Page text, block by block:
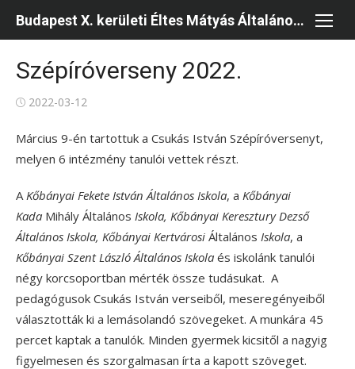
Budapest X. kerületi Éltes Mátyás Általános Iskola és Kollégium
Szépíróverseny 2022.
Posted
2022-03-12
Március 9-én tartottuk a Csukás István Szépíróversenyt,
melyen 6 intézmény tanulói vettek részt.
AKőbányai Fekete István Általános Iskola, a Kőbányai
Kada Mihály Általános Iskola, Kőbányai Keresztury Dezső
Általános Iskola, Kőbányai Kertvárosi Általános Iskola, a
Kőbányai Szent László Általános Iskola és iskolánk tanulói
négy korcsoportban mérték össze tudásukat. A
pedagógusok Csukás István verseiből, meseregényeiből
választották ki a lemásolandó szövegeket. A munkára 45
percet kaptak a tanulók. Minden gyermek kicsitől a nagyig
figyelmesen és szorgalmasan írta a kapott szöveget.